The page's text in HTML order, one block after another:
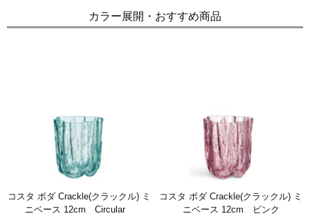
カラー展開・おすすめ商品
コスタ ボダ Crackle(クラックル) ミ
ニベース 12cm Circular
コスタ ボダ Crackle(クラックル) ミ
ニベース 12cm ピンク